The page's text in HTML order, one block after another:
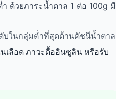
ด้วยภาระน้ำตาล 1 ต่อ 100g มี
ดับในกลุ่มต่ำที่สุดด้านดัชนีน้ำตาล
เลือด ภาวะดื้ออินซูลิน หรือรับ